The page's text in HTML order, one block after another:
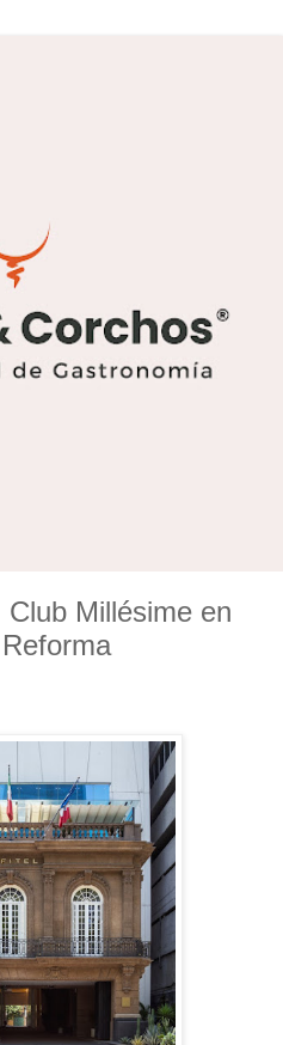
Millésime en